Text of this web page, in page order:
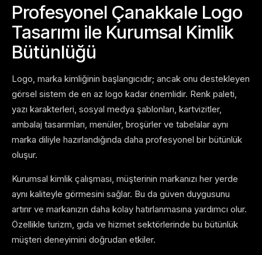
Profesyonel Çanakkale Logo
Tasarımı ile Kurumsal Kimlik
Bütünlüğü
Logo, marka kimliğinin başlangıcıdır; ancak onu destekleyen
görsel sistem de en az logo kadar önemlidir. Renk paleti,
yazı karakterleri, sosyal medya şablonları, kartvizitler,
ambalaj tasarımları, menüler, broşürler ve tabelalar aynı
marka diliyle hazırlandığında daha profesyonel bir bütünlük
oluşur.
Kurumsal kimlik çalışması, müşterinin markanızı her yerde
aynı kaliteyle görmesini sağlar. Bu da güven duygusunu
artırır ve markanızın daha kolay hatırlanmasına yardımcı olur.
Özellikle turizm, gıda ve hizmet sektörlerinde bu bütünlük
müşteri deneyimini doğrudan etkiler.